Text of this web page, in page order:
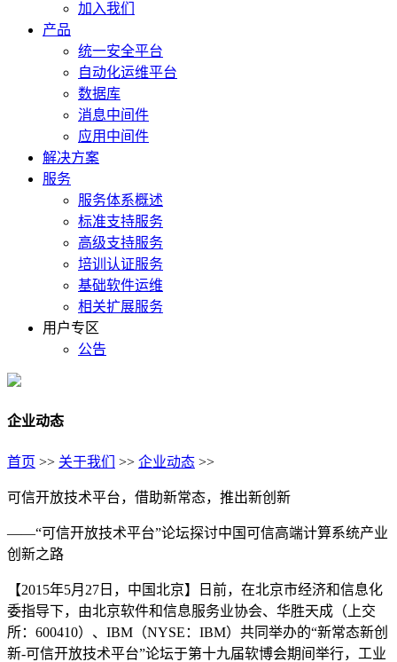
加入我们
产品
统一安全平台
自动化运维平台
数据库
消息中间件
应用中间件
解决方案
服务
服务体系概述
标准支持服务
高级支持服务
培训认证服务
基础软件运维
相关扩展服务
用户专区
公告
企业动态
首页 >> 关于我们 >> 企业动态 >>
可信开放技术平台，借助新常态，推出新创新
——“可信开放技术平台”论坛探讨中国可信高端计算系统产业
创新之路
【2015年5月27日，中国北京】日前，在北京市经济和信息化
委指导下，由北京软件和信息服务业协会、华胜天成（上交
所：600410）、IBM（NYSE：IBM）共同举办的“新常态新创
新-可信开放技术平台”论坛于第十九届软博会期间举行，工业